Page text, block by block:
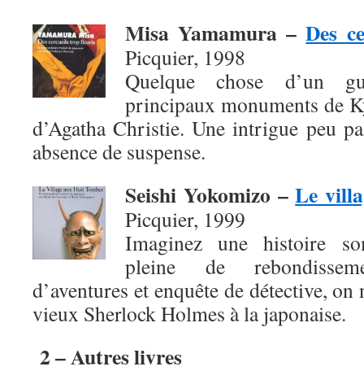
Misa Yamamura –Des
Picquier, 1998
Quelque chose d’un
principaux monuments de
d’Agatha Christie. Une intrigue peu
absence de suspense.
Seishi Yokomizo –Le
Picquier, 1999
Imaginez une histoire
pleine de
d’aventures et enquête de détective,
vieux Sherlock Holmes à la japonaise.
2 – Autres livres